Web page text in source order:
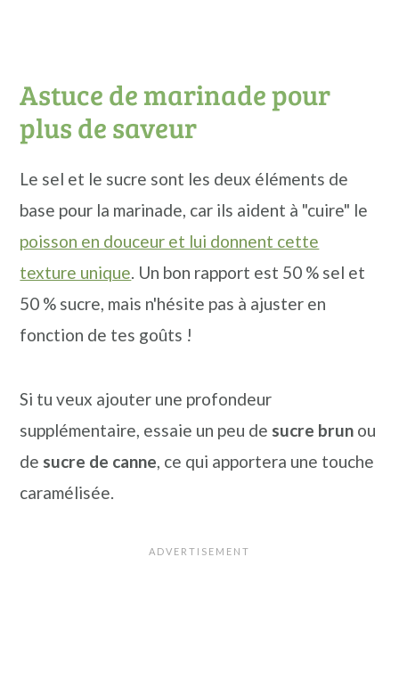
Astuce de marinade pour
plus de saveur
Le sel et le sucre sont les deux éléments de
base pour la marinade, car ils aident à "cuire" le
poisson en douceur et lui donnent cette
texture unique. Un bon rapport est 50 % sel et
50 % sucre, mais n'hésite pas à ajuster en
fonction de tes goûts !
Si tu veux ajouter une profondeur
supplémentaire, essaie un peu de sucre brun ou
de sucre de canne, ce qui apportera une touche
caramélisée.